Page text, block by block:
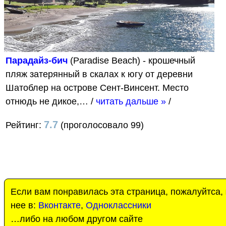
Парадайз-бич (Paradise Beach) - крошечный
пляж затерянный в скалах к югу от деревни
Шатоблер на острове Сент-Винсент. Место
отнюдь не дикое,… / читать дальше » /
Рейтинг: 7.7 (проголосовало 99)
Если вам понравилась эта страница,
нее в: Вконтакте, Одноклассники
…либо на любом другом сайте